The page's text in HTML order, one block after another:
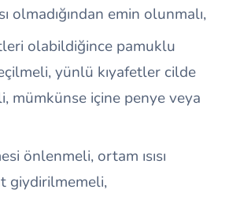
olmadığından emin olunmalı,
olabildiğince pamuklu
yünlü kıyafetler cilde
mümkünse içine penye veya
önlenmeli, ortam ısısı
giydirilmemeli,